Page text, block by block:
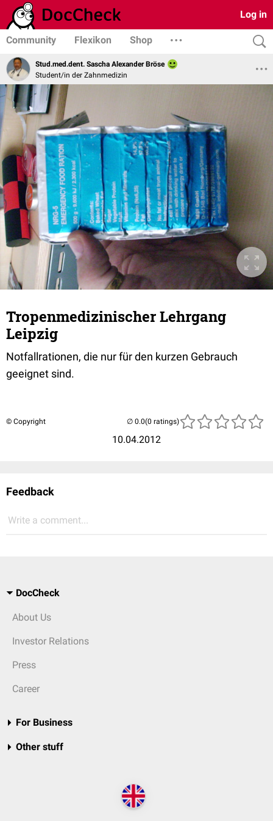
Log in
Community Flexikon Shop
Stud.med.dent. Sascha Alexander Bröse
Student/in der Zahnmedizin
Tropenmedizinischer Lehrgang
Leipzig
Notfallrationen, die nur für den kurzen Gebrauch
geeignet sind.
© Copyright
10.04.2012
(0 ratings)
Feedback
Write a comment...
DocCheck
About Us
Investor Relations
Press
Career
For Business
Other stuff